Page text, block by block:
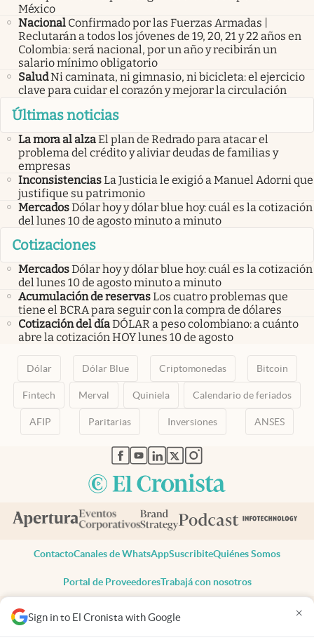
Sign in to El Cronista with Google ×
México
Nacional Confirmado por las Fuerzas Armadas |
Reclutarán a todos los jóvenes de 19, 20, 21 y 22 años en
Colombia: será nacional, por un año y recibirán un
salario mínimo obligatorio
SaludNi caminata, ni gimnasio, ni bicicleta: el ejercicio
clave para cuidar el corazón y mejorar la circulación
Últimas noticias
La mora al alzaEl plan de Redrado para atacar el
problema del crédito y aliviar deudas de familias y
empresas
InconsistenciasLa Justicia le exigió a Manuel Adorni que
justifique su patrimonio
MercadosDólar hoy y dólar blue hoy: cuál es la cotización
del lunes 10 de agosto minuto a minuto
Cotizaciones
MercadosDólar hoy y dólar blue hoy: cuál es la cotización
del lunes 10 de agosto minuto a minuto
Acumulación de reservasLos cuatro problemas que
tiene el BCRA para seguir con la compra de dólares
Cotización del díaDÓLAR a peso colombiano: a cuánto
abre la cotización HOY lunes 10 de agosto
Dólar Dólar Blue Criptomonedas Bitcoin
Fintech Merval Quiniela Calendario de feriados
AFIP Paritarias Inversiones ANSES
abre en nueva pestaña
abre en nueva pestaña
abre en nueva pestaña
abre en nueva pestaña
abre en nueva pestaña
ContactoCanales de WhatsAppSuscribiteQuiénes Somos
Portal de ProveedoresTrabajá con nosotros
Todos los derechos reservados